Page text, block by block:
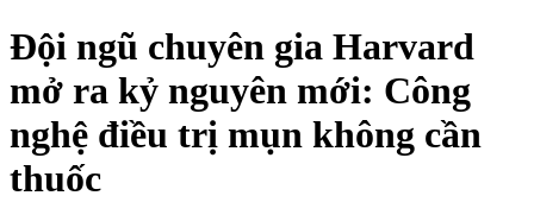
Đội ngũ chuyên gia Harvard
mở ra kỷ nguyên mới: Công
nghệ điều trị mụn không cần
thuốc